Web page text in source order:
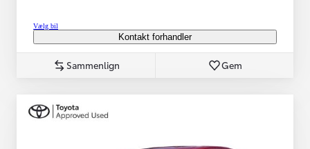
Vælg bil
Kontakt forhandler
Sammenlign Gem